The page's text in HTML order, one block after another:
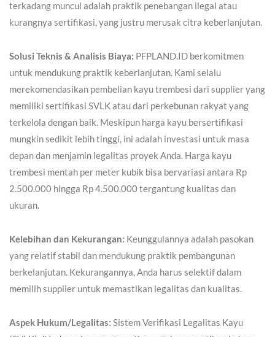
terkadang muncul adalah praktik penebangan ilegal atau
kurangnya sertifikasi, yang justru merusak citra keberlanjutan.
Solusi Teknis & Analisis Biaya: PFPLAND.ID berkomitmen
untuk mendukung praktik keberlanjutan. Kami selalu
merekomendasikan pembelian kayu trembesi dari supplier yang
memiliki sertifikasi SVLK atau dari perkebunan rakyat yang
terkelola dengan baik. Meskipun harga kayu bersertifikasi
mungkin sedikit lebih tinggi, ini adalah investasi untuk masa
depan dan menjamin legalitas proyek Anda. Harga kayu
trembesi mentah per meter kubik bisa bervariasi antara Rp
2.500.000 hingga Rp 4.500.000 tergantung kualitas dan
ukuran.
Kelebihan dan Kekurangan: Keunggulannya adalah pasokan
yang relatif stabil dan mendukung praktik pembangunan
berkelanjutan. Kekurangannya, Anda harus selektif dalam
memilih supplier untuk memastikan legalitas dan kualitas.
Aspek Hukum/Legalitas: Sistem Verifikasi Legalitas Kayu